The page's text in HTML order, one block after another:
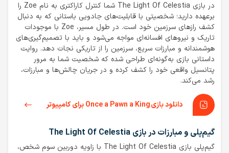
در بازی The Light Of Celestia شما کنترل کاراکتری به نام Zoe را
برعهده دارید؛ شخصیتی با قابلیت‌های جادویی باستانی که به دنبال
کشف رازهای سرزمین خود است. در طول مسیر، Zoe با موجودات
تاریک و نیروهای افسانه‌ای مواجه می‌شود و باید با تصمیم‌گیری‌های
هوشمندانه و مبارزات سریع، سرزمین را از تاریکی نجات دهد. روایت
داستانی بازی به‌گونه‌ای طراحی شده که شخصیت شما به مرور
پتانسیل واقعی خود را کشف کرده و در جریان چالش‌ها و مبارزات،
رشد می‌کند.
دانلود بازی Once a Pawn a King برای کامپیوتر
گیم‌پلی و مبارزات در بازی The Light Of Celestia
گیم‌پلی بازی The Light Of Celestia با زاویه دوربین سوم شخص،